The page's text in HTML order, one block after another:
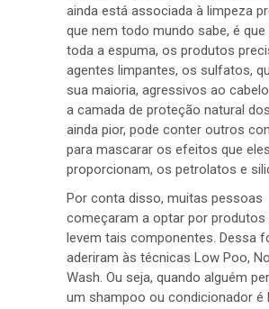
ainda está associada à limpeza
que nem todo mundo sabe, é
toda a espuma, os produtos
agentes limpantes, os sulfatos,
sua maioria, agressivos ao
a camada de proteção natural
ainda pior, pode conter outros
para mascarar os efeitos que eles
proporcionam, os petrolatos e
Por conta disso, muitas pessoas
começaram a optar por produtos
levem tais componentes. Dessa
aderiram às técnicas Low Poo,
Wash. Ou seja, quando alguém
um shampoo ou condicionador é